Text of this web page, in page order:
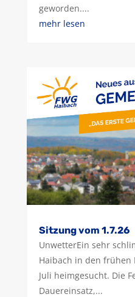
geworden....
mehr lesen
Sitzung vom 1.7.26
UnwetterEin sehr
Haibach in den frühen
Juli heimgesucht. Die
Dauereinsatz,...